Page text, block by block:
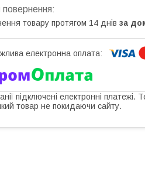
товару протягом 14 днів за
підключені електронні платежі.
товар не покидаючи сайту.